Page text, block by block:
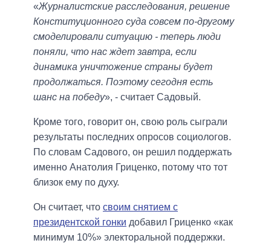
«Журналистские расследования, решение
Конституционного суда совсем по-другому
смоделировали ситуацию - теперь люди
поняли, что нас ждет завтра, если
динамика уничтожение страны будет
продолжаться. Поэтому сегодня есть
шанс на победу», - считает Садовый.
Кроме того, говорит он, свою роль сыграли
результаты последних опросов социологов.
По словам Садового, он решил поддержать
именно Анатолия Гриценко, потому что тот
близок ему по духу.
Он считает, что своим снятием с
президентской гонки добавил Гриценко «как
минимум 10%» электоральной поддержки.